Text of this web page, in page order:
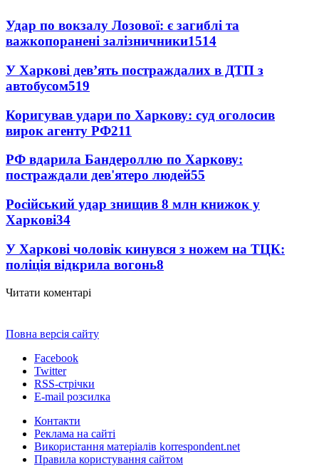
Удар по вокзалу Лозової: є загиблі та
важкопоранені залізничники1514
У Харкові дев’ять постраждалих в ДТП з
автобусом519
Коригував удари по Харкову: суд оголосив
вирок агенту РФ211
РФ вдарила Бандероллю по Харкову:
постраждали дев'ятеро людей55
Російський удар знищив 8 млн книжок у
Харкові34
У Харкові чоловік кинувся з ножем на ТЦК:
поліція відкрила вогонь8
Читати коментарі
Повна версія сайту
Facebook
Twitter
RSS-стрічки
E-mail розсилка
Контакти
Реклама на сайті
Використання матеріалів korrespondent.net
Правила користування сайтом